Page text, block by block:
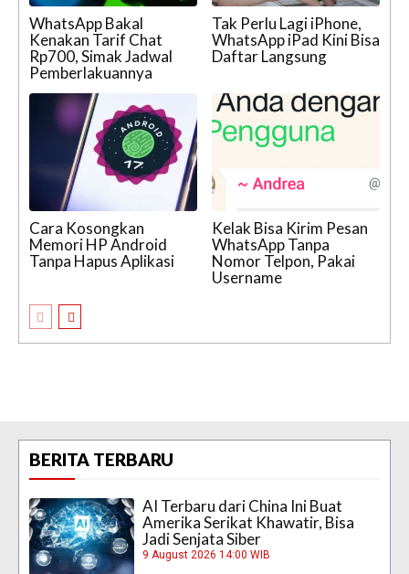
WhatsApp Bakal
Kenakan Tarif Chat
Rp700, Simak Jadwal
Pemberlakuannya
Tak Perlu Lagi iPhone,
WhatsApp iPad Kini Bisa
Daftar Langsung
Cara Kosongkan
Memori HP Android
Tanpa Hapus Aplikasi
Kelak Bisa Kirim Pesan
WhatsApp Tanpa
Nomor Telpon, Pakai
Username
BERITA TERBARU
AI Terbaru dari China Ini Buat
Amerika Serikat Khawatir, Bisa
Jadi Senjata Siber
9 August 2026 14:00 WIB